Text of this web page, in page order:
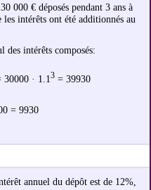
000 € déposés pendant 3 ans à
intérêts ont été additionnés au
intérêts composés:
· 1.13= 39930
= 9930
annuel du dépôt est de 12%,